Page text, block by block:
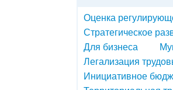
Оценка
Стратегическое
Для бизнеса
Легализация
Инициативное